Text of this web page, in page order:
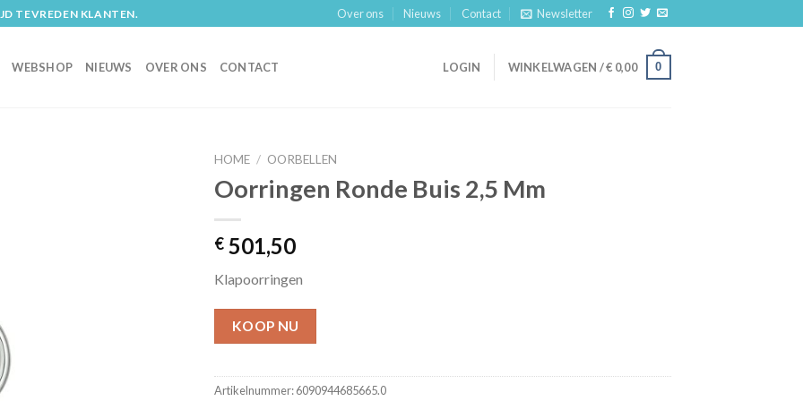
TEVREDEN KLANTEN. Over ons Nieuws Contact Newsletter
WEBSHOP NIEUWS OVER ONS CONTACT LOGIN WINKELWAGEN /€ 0,00 0
HOME / OORBELLEN
Oorringen Ronde Buis 2,5 Mm
€ 501,50
Klapoorringen
KOOP NU
Artikelnummer:6090944685665.0